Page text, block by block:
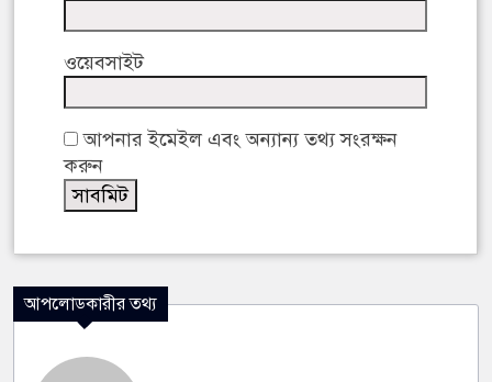
ওয়েবসাইট
আপনার ইমেইল এবং অন্যান্য তথ্য সংরক্ষন
করুন
আপলোডকারীর তথ্য